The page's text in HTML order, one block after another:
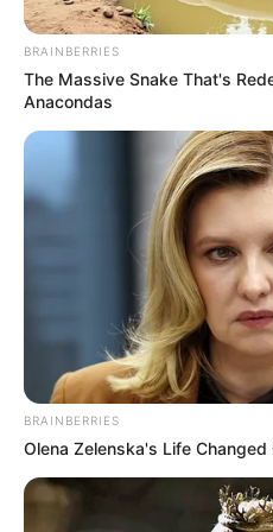
familiar.
Lea también:Colombianos
viajar al Reino Unido
BRAINBERRIES
The Massive Snake That's
Anacondas
BRAINBERRIES
Olena Zelenska's Life Changed